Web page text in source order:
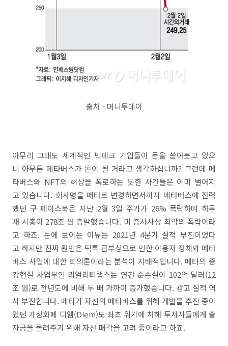
출처 - 머니투데이
아무리 그래도 세계적인 빅테크 기업들이 돈을 쏟아붓고 있으
니 아무튼 메타버스가 돈이 될 거라고 생각하십니까? 그런데 메
타버스와 NFT의 허상을 폭로하는 듯한 사건들은 이미 벌어지
고 있습니다. 회사명을 메타로 변경하면서까지 메타버스에 전력
했던 구 페이스북은 지난 2월 3일 주가가 26% 폭락하며 하루
새 시총이 278조 원 증발했습니다. 미 증시사상 최악의 폭락이라
고 하죠. 눈에 보이는 이뉴는 2021년 4분기 실적 부진이었다
고 하지만 진짜 원인은 틱톡 급부상으로 인한 이용자 정체와 메타
버스 사업에 대한 회의론이라는 분석이 지배적입니다. 메타의 증
강현실 사업부인 리얼리티랩스는 연간 순손실이 102억 달러(12
조 원)로 전년도에 비해 두 배 가까이 증가했습니다. 광고 실적 역
시 부진합니다. 메타가 자신의 메타버스를 위해 개발을 추진 중이
었던 가상화폐 디엠(Diem)도 좌초 위기에 처해 투자자들에게 출
자금을 돌려주기 위해 자산 매각을 고려 중이라고 하죠.